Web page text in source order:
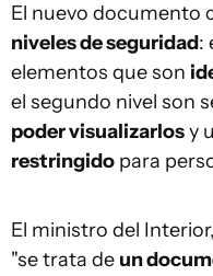
El nuevo documento
niveles de seguridad:
elementos que son
el segundo nivel son
poder visualizarlosy
restringido para
El ministro del Interior,
"se trata de un